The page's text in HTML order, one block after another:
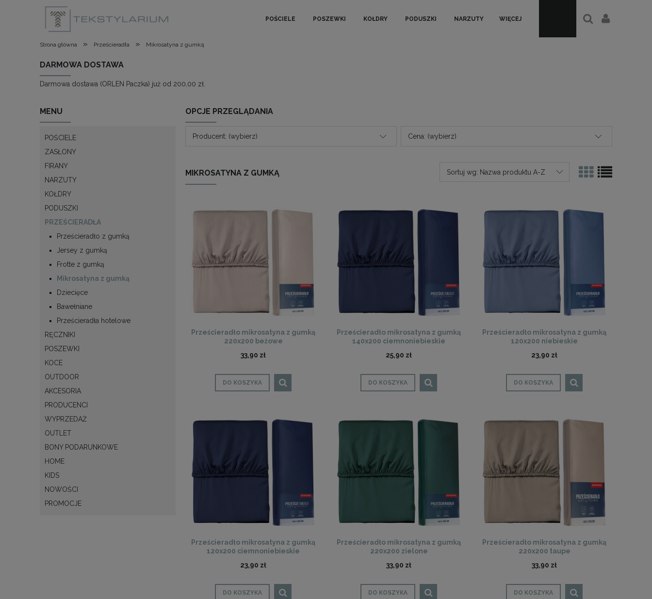
POŚCIELE POSZEWKI KOŁDRY PODUSZKI NARZUTY WIĘCEJ
Strona główna » Prześcieradła » Mikrosatyna z gumką
DARMOWA DOSTAWA
Darmowa dostawa (ORLEN Paczka) już od 200,00 zł.
MENU
POŚCIELE
ZASŁONY
FIRANY
NARZUTY
KOŁDRY
PODUSZKI
PRZEŚCIERADŁA
Prześcieradło z gumką
Jersey z gumką
Frotte z gumką
Mikrosatyna z gumką
Dziecięce
Bawełniane
Prześcieradła hotelowe
RĘCZNIKI
POSZEWKI
KOCE
OUTDOOR
AKCESORIA
PRODUCENCI
WYPRZEDAŻ
OUTLET
BONY PODARUNKOWE
HOME
KIDS
NOWOŚCI
PROMOCJE
OPCJE PRZEGLĄDANIA
Producent: (wybierz) Cena: (wybierz)
MIKROSATYNA Z GUMKĄ Sortuj wg: Nazwa produktu A-Z
Prześcieradło mikrosatyna z gumką
220x200 beżowe
33,90 zł
DO KOSZYKA
Prześcieradło mikrosatyna z gumką
140x200 ciemnoniebieskie
25,90 zł
DO KOSZYKA
Prześcieradło mikrosatyna z gumką
120x200 niebieskie
23,90 zł
DO KOSZYKA
Prześcieradło mikrosatyna z gumką
120x200 ciemnoniebieskie
23,90 zł
DO KOSZYKA
Prześcieradło mikrosatyna z gumką
220x200 zielone
33,90 zł
DO KOSZYKA
Prześcieradło mikrosatyna z gumką
220x200 taupe
33,90 zł
DO KOSZYKA